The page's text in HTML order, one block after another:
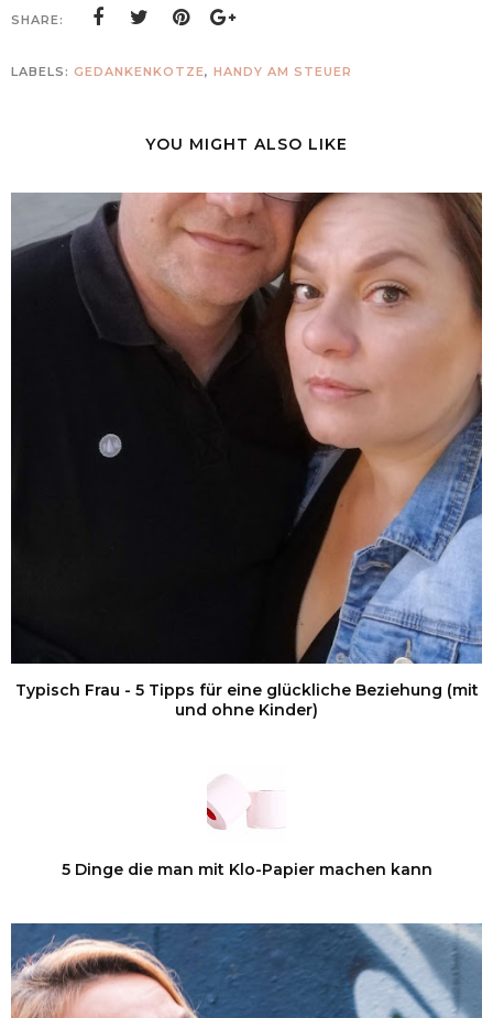
SHARE:
LABELS: GEDANKENKOTZE, HANDY AM STEUER
YOU MIGHT ALSO LIKE
Typisch Frau - 5 Tipps für eine glückliche Beziehung (mit
und ohne Kinder)
5 Dinge die man mit Klo-Papier machen kann